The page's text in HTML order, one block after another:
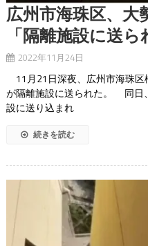
広州市海珠区、大
「隔離施設に送ら
2022年11月24日
11月21日深夜、広州市海珠
が隔離施設に送られた。 同日
設に送り込まれ
続きを読む